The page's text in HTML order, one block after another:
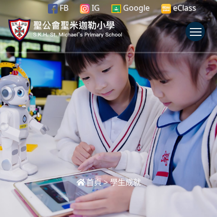
FB IG Google eClass
首頁>學生成就